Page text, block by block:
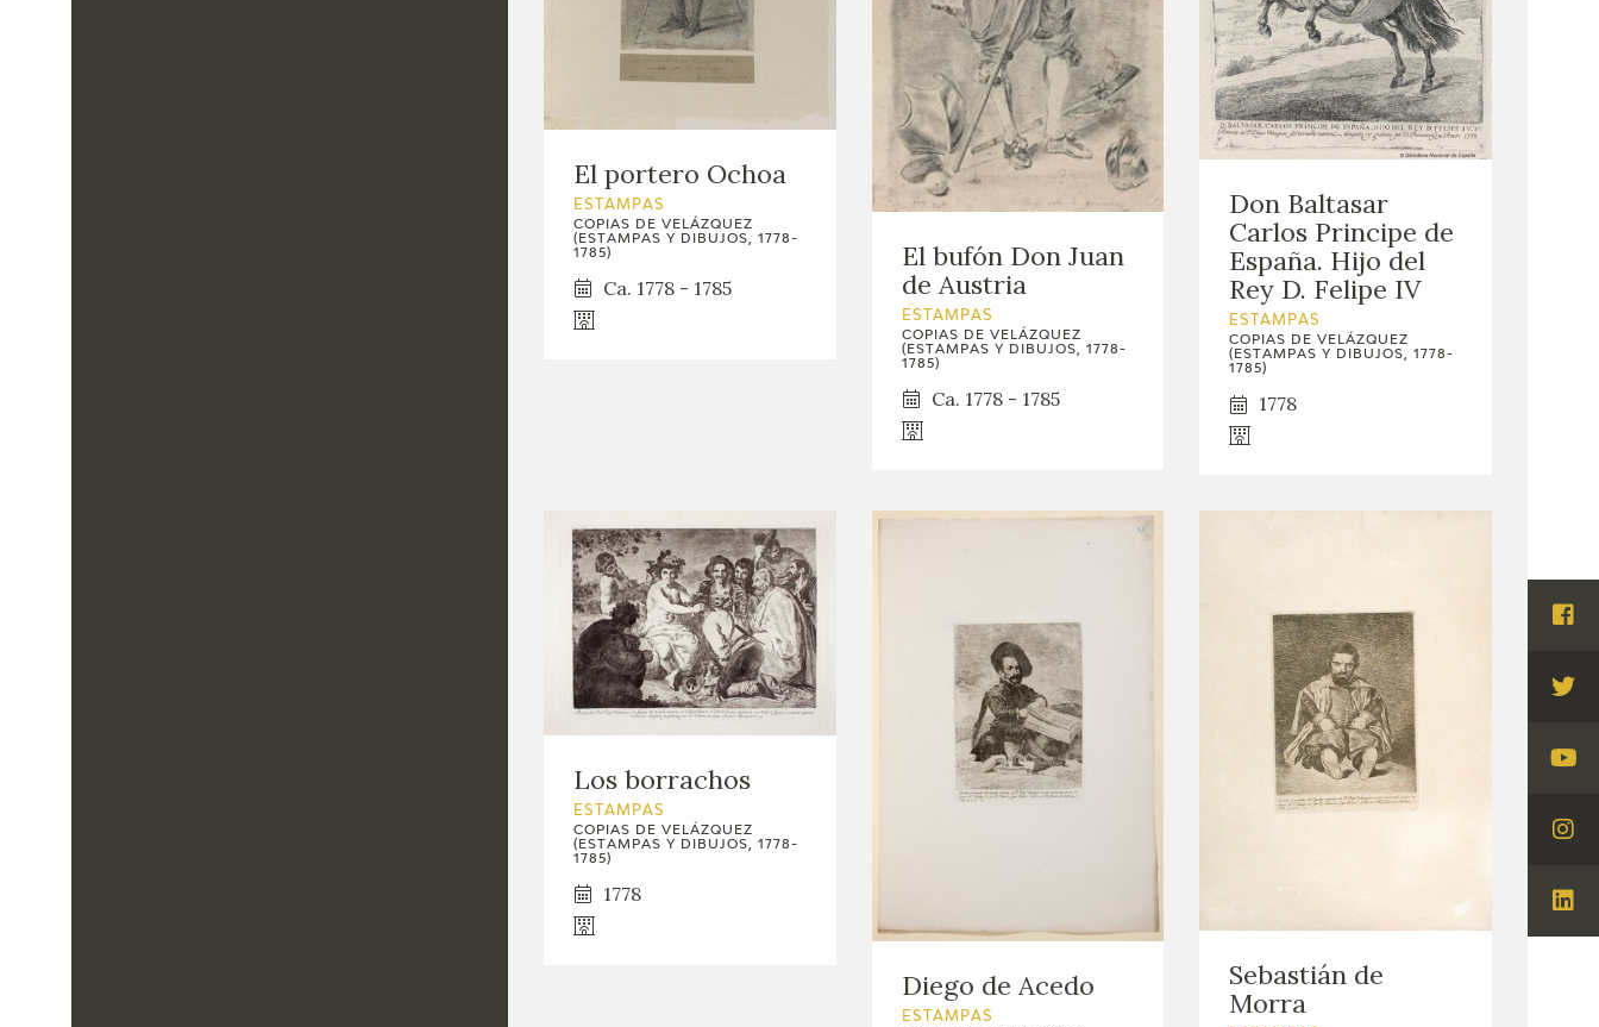
El portero Ochoa
ESTAMPAS
COPIAS DE VELÁZQUEZ
(ESTAMPAS Y DIBUJOS, 1778-
1785)
Ca. 1778 - 1785
El bufón Don Juan
de Austria
ESTAMPAS
COPIAS DE VELÁZQUEZ
(ESTAMPAS Y DIBUJOS, 1778-
1785)
Ca. 1778 - 1785
Don Baltasar
Carlos Principe de
España. Hijo del
Rey D. Felipe IV
ESTAMPAS
COPIAS DE VELÁZQUEZ
(ESTAMPAS Y DIBUJOS, 1778-
1785)
1778
Los borrachos
ESTAMPAS
COPIAS DE VELÁZQUEZ
(ESTAMPAS Y DIBUJOS, 1778-
1785)
1778
Diego de Acedo
ESTAMPAS
Sebastián de
Morra